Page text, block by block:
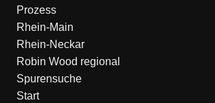
Prozess
Rhein-Main
Rhein-Neckar
Robin Wood regional
Spurensuche
Start